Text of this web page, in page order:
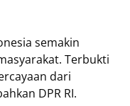
semakin
Terbukti
dari
DPR RI.